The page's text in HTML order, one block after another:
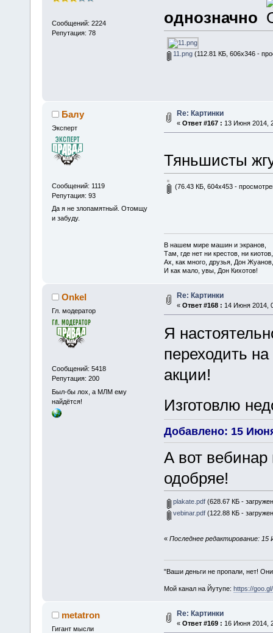
Сообщений: 2224
Репутация: 78
однозначно
11.png(112.81 КБ, 606x346 -
Балу
Эксперт
Сообщений: 1119
Репутация: 93
Да я не злопамятный. Отомщу
и забуду.
Re: Картинки
« Ответ #167 : 13 Июня 2014,
Тяньшисты
(76.43 КБ, 604x453 -
В нашем мире машин и экранов,
Там, где нет ни крестов, ни киотов,
Ах, как много, друзья, Дон Жуанов,
И как мало, увы, Дон Кихотов!
Onkel
Гл. модератор
Сообщений: 5418
Репутация: 200
Был-бы лох, а МЛМ ему
найдётся!
Re: Картинки
« Ответ #168 : 14 Июня 2014,
Я
переходить
акции!
Изготовлю
Добавлено: 15
А вот вебинар
одобряе!
plakate.pdf(628.67 КБ -
vebinar.pdf(122.88 КБ -
« Последнее редактирование:
"Ваши деньги не пропали, нет!
Мой канал на Йутупе: https://
metatron
Гигант мысли
Re: Картинки
« Ответ #169 : 16 Июня 2014,